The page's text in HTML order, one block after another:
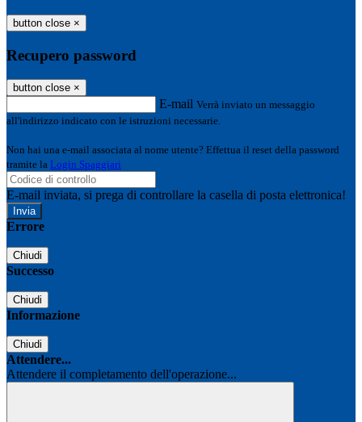
button close ×
Recupero password
button close ×
E-mail Verrà inviato un messaggio
all'indirizzo indicato con le istruzioni necessarie.
Non hai una e-mail associata al nome utente? Effettua il reset della password
tramite la Login Spaggiari
E-mail inviata, si prega di controllare la casella di posta elettronica!
Errore
Chiudi
Successo
Chiudi
Informazione
Chiudi
Attendere...
Attendere il completamento dell'operazione...